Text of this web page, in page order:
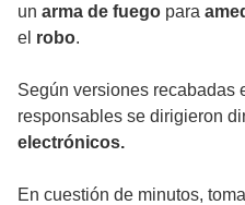
un arma de fuego para
el robo.
Según versiones recabadas
responsables se dirigieron
electrónicos.
En cuestión de minutos,